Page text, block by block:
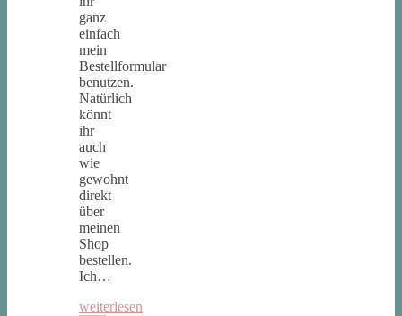
ganz
einfach
mein
Bestellformular
benutzen.
Natürlich
könnt
ihr
auch
wie
gewohnt
direkt
über
meinen
Shop
bestellen.
Ich…
weiterlesen